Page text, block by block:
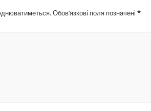
Обов’язкові поля позначені *